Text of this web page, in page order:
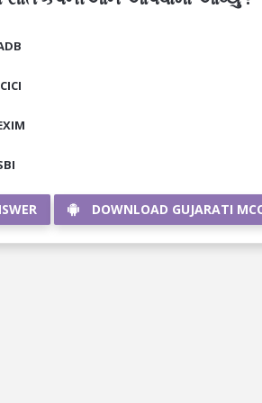
DOWNLOAD GUJARATI